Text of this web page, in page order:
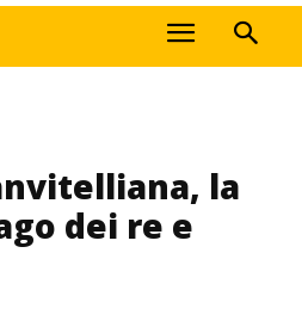
la
dei re e